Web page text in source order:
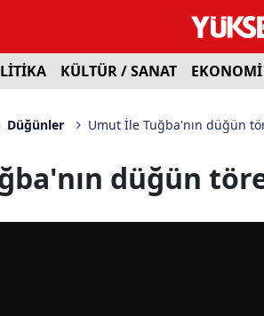
KÜLTÜR / SANAT EKONOMİ
Düğünler Umut İle Tuğba'nın düğün
düğün